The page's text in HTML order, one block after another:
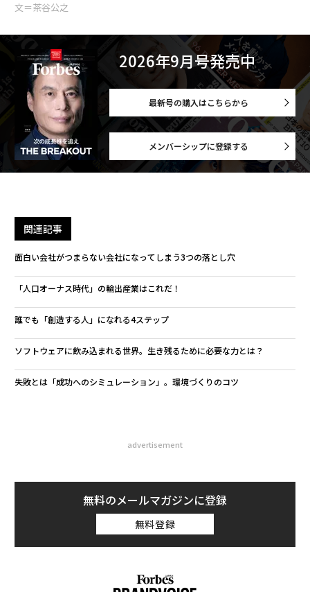
文＝茶谷公之
2026年9月号発売中
最新号の購入はこちらから
メンバーシップに登録する
関連記事
面白い会社がつまらない会社になってしまう3つの落とし穴
「人口オーナス時代」の輸出産業はこれだ！
誰でも「創造する人」になれる4ステップ
ソフトウェアに飲み込まれる世界。生き残るために必要な力とは？
失敗とは「成功へのシミュレーション」。環境づくりのコツ
advertisement
無料のメールマガジンに登録
無料登録